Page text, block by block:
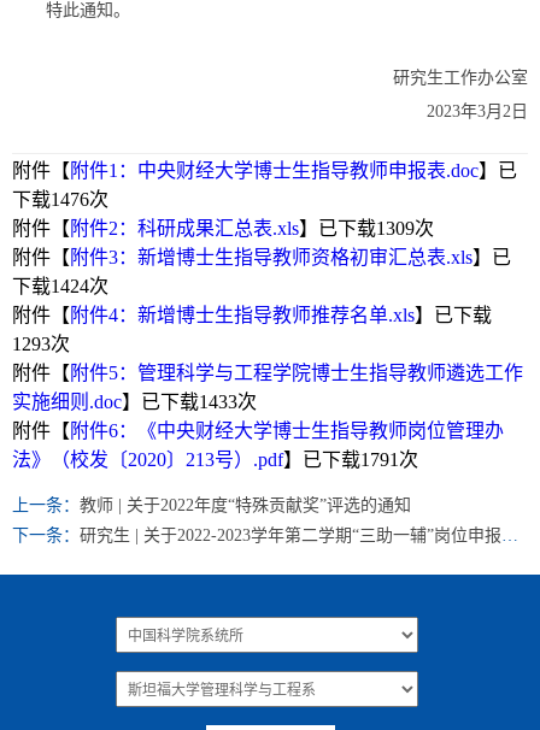
特此通知。
研究生工作办公室
2023年3月2日
附件【 附件1：中央财经大学博士生指导教师申报表.doc】已
下载1476次
附件【 附件2：科研成果汇总表.xls】已下载1309次
附件【 附件3：新增博士生指导教师资格初审汇总表.xls】已
下载1424次
附件【 附件4：新增博士生指导教师推荐名单.xls】已下载
1293次
附件【 附件5：管理科学与工程学院博士生指导教师遴选工作
实施细则.doc】已下载1433次
附件【 附件6：《中央财经大学博士生指导教师岗位管理办
法》（校发〔2020〕213号）.pdf】已下载1791 次
上一条： 教师 | 关于2022年度“特殊贡献奖”评选的通知
下一条： 研究生 | 关于2022-2023学年第二学期“三助一辅”岗位申报的通知